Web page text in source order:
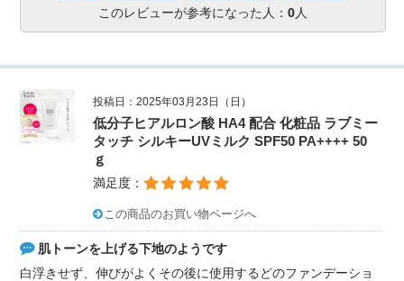
このレビューが参考になった人： 0人
投稿日：2025年03月23日（日）
低分子ヒアルロン酸 HA4 配合 化粧品 ラブミー
タッチ シルキーUVミルク SPF50 PA++++ 50
ｇ
満足度：
この商品のお買い物ページへ
肌トーンを上げる下地のようです
白浮きせず、伸びがよくその後に使用するどのファンデーショ